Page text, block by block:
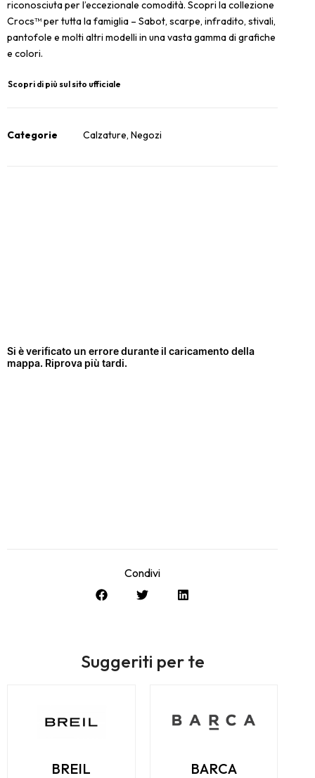
riconosciuta per l’eccezionale comodità. Scopri la collezione
Crocs™ per tutta la famiglia – Sabot, scarpe, infradito, stivali,
pantofole e molti altri modelli in una vasta gamma di grafiche
e colori.
Scopri di più sul sito ufficiale
Categorie Calzature, Negozi
Condivi
Suggeriti per te
BREIL BARCA